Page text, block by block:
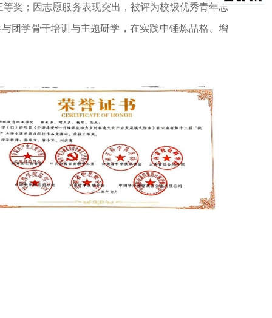
奖；因志愿服务表现突出，被评为校级优秀青年志
团学骨干培训与主题研学，在实践中锤炼品格、增